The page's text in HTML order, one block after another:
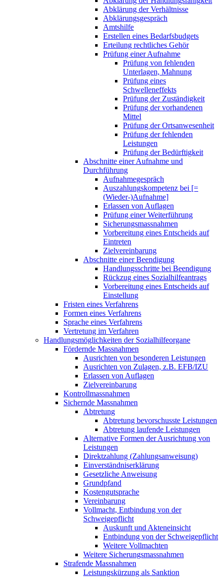
Abklärung der Verhältnisse
Abklärungsgespräch
Amtshilfe
Erstellen eines Bedarfsbudgets
Erteilung rechtliches Gehör
Prüfung einer Aufnahme
Prüfung von fehlenden
Unterlagen, Mahnung
Prüfung eines
Schwelleneffekts
Prüfung der Zuständigkeit
Prüfung der vorhandenen
Mittel
Prüfung der Ortsanwesenheit
Prüfung der fehlenden
Leistungen
Prüfung der Bedürftigkeit
Abschnitte einer Aufnahme und
Durchführung
Aufnahmegespräch
Auszahlungskompetenz bei [=
(Wieder-)Aufnahme]
Erlassen von Auflagen
Prüfung einer Weiterführung
Sicherungsmassnahmen
Vorbereitung eines Entscheids auf
Eintreten
Zielvereinbarung
Abschnitte einer Beendigung
Handlungsschritte bei Beendigung
Rückzug eines Sozialhilfeantrags
Vorbereitung eines Entscheids auf
Einstellung
Fristen eines Verfahrens
Formen eines Verfahrens
Sprache eines Verfahrens
Vertretung im Verfahren
Handlungsmöglichkeiten der Sozialhilfeorgane
Fördernde Massnahmen
Ausrichten von besonderen Leistungen
Ausrichten von Zulagen, z.B. EFB/IZU
Erlassen von Auflagen
Zielvereinbarung
Kontrollmassnahmen
Sichernde Massnahmen
Abtretung
Abtretung bevorschusste Leistungen
Abtretung laufende Leistungen
Alternative Formen der Ausrichtung von
Leistungen
Direktzahlung (Zahlungsanweisung)
Einverständniserklärung
Gesetzliche Anweisung
Grundpfand
Kostengutsprache
Vereinbarung
Vollmacht, Entbindung von der
Schweigepflicht
Auskunft und Akteneinsicht
Entbindung von der Schweigepflicht
Weitere Vollmachten
Weitere Sicherungsmassnahmen
Strafende Massnahmen
Leistungskürzung als Sanktion